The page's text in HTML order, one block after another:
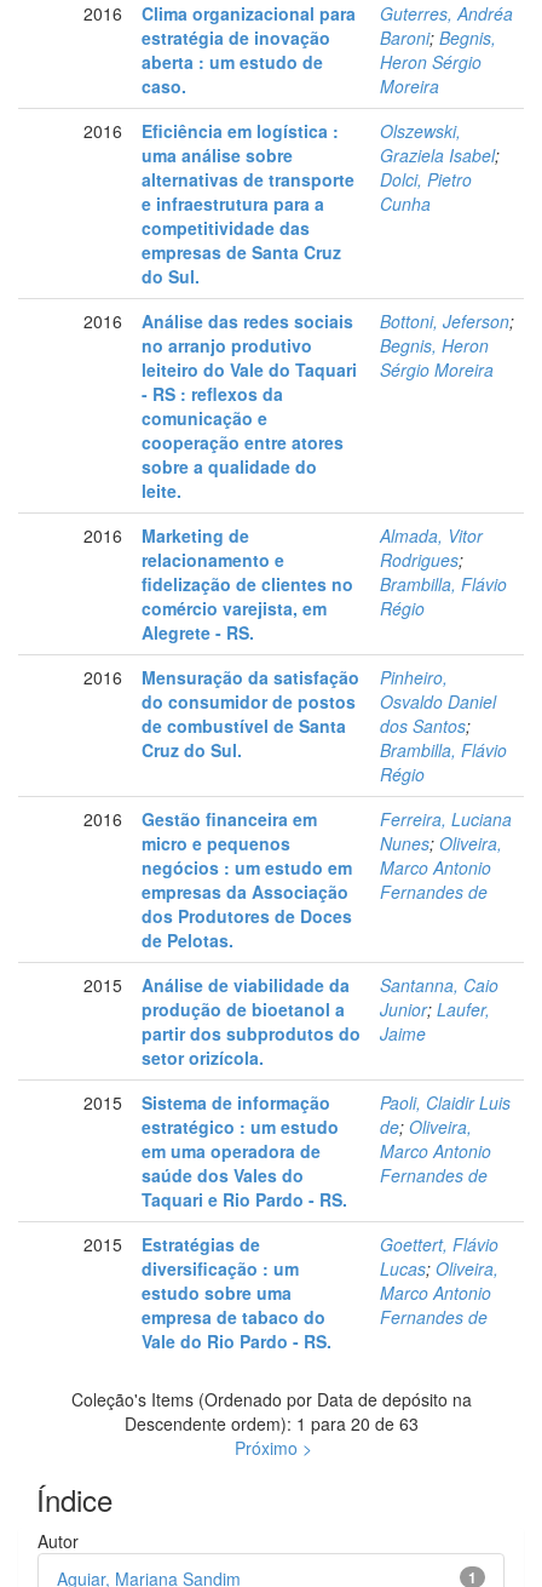
2016
Clima organizacional para
estratégia de inovação
aberta : um estudo de
caso.
Guterres, Andréa
Baroni; Begnis,
Heron Sérgio
Moreira
2016
Eficiência em logística :
uma análise sobre
alternativas de transporte
e infraestrutura para a
competitividade das
empresas de Santa Cruz
do Sul.
Olszewski,
Graziela Isabel;
Dolci, Pietro
Cunha
2016
Análise das redes sociais
no arranjo produtivo
leiteiro do Vale do Taquari
- RS : reflexos da
comunicação e
cooperação entre atores
sobre a qualidade do
leite.
Bottoni, Jeferson;
Begnis, Heron
Sérgio Moreira
2016
Marketing de
relacionamento e
fidelização de clientes no
comércio varejista, em
Alegrete - RS.
Almada, Vitor
Rodrigues;
Brambilla, Flávio
Régio
2016
Mensuração da satisfação
do consumidor de postos
de combustível de Santa
Cruz do Sul.
Pinheiro,
Osvaldo Daniel
dos Santos;
Brambilla, Flávio
Régio
2016
Gestão financeira em
micro e pequenos
negócios : um estudo em
empresas da Associação
dos Produtores de Doces
de Pelotas.
Ferreira, Luciana
Nunes; Oliveira,
Marco Antonio
Fernandes de
2015
Análise de viabilidade da
produção de bioetanol a
partir dos subprodutos do
setor orizícola.
Santanna, Caio
Junior; Laufer,
Jaime
2015
Sistema de informação
estratégico : um estudo
em uma operadora de
saúde dos Vales do
Taquari e Rio Pardo - RS.
Paoli, Claidir Luis
de; Oliveira,
Marco Antonio
Fernandes de
2015
Estratégias de
diversificação : um
estudo sobre uma
empresa de tabaco do
Vale do Rio Pardo - RS.
Goettert, Flávio
Lucas; Oliveira,
Marco Antonio
Fernandes de
Coleção's Items (Ordenado por Data de depósito na
Descendente ordem): 1 para 20 de 63
Próximo >
Índice
Autor
1
Aguiar, Mariana Sandim